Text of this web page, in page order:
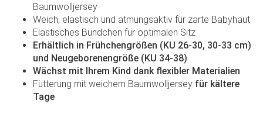
Baumwolljersey
Weich, elastisch und atmungsaktiv für zarte Babyhaut
Elastisches Bündchen für optimalen Sitz
Erhältlich in Frühchengrößen (KU 26-30, 30-33 cm)
und Neugeborenengröße (KU 34-38)
Wächst mit Ihrem Kind dank flexibler Materialien
Fütterung mit weichem Baumwolljersey für kältere
Tage